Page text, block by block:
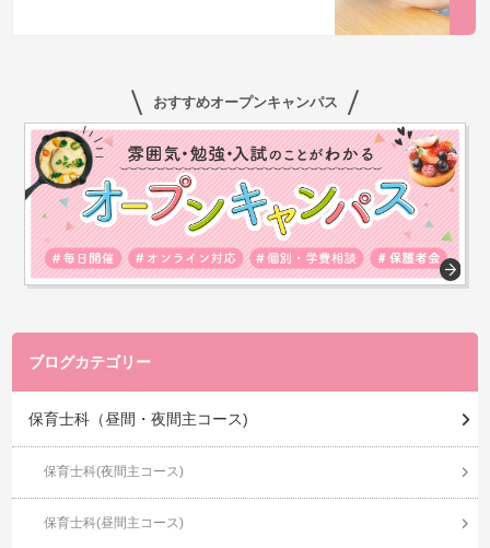
おすすめオープンキャンパス
ブログカテゴリー
保育士科（昼間・夜間主コース)
保育士科(夜間主コース)
保育士科(昼間主コース)